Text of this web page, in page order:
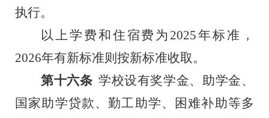
执行。
以上学费和住宿费为 2025年标准，
2026年有新标准则按新标准收取。
第十六条 学校设有奖学金、助学金、
国家助学贷款、勤工助学、困难补助等多